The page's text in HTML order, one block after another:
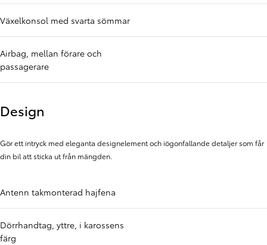
Växelkonsol med svarta sömmar
Airbag, mellan förare och
passagerare
Design
Gör ett intryck med eleganta designelement och iögonfallande detaljer som får
din bil att sticka ut från mängden.
Antenn takmonterad hajfena
Dörrhandtag, yttre, i karossens
färg